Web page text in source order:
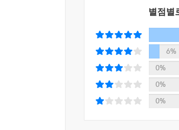
코로나 시대란 우리 사회
경력단절여성이 쏟아져 나
그나마 사정이 나을지 모르
황이 된다. 한 시대의 위기
지도 없는 시대를 건널 때 생
2부 ‘지도 없는 시대: 삶의
개인을 압박하는 현실, 청
박탈감으로 모래지옥이 되
흥미롭다. 지극히 개인주
심각해지는 현상, 즉 집단
별점별
6%
0%
0%
0%